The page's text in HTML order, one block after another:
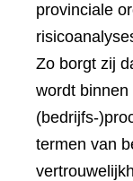
provinciale
Zo borgt zij
wordt
(bedrijfs-
termen van